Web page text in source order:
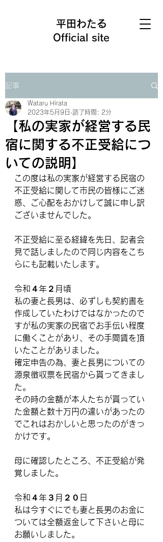
平田わたる
Official site
記事
【私の実家が経営する民
宿に関する不正受給につ
いての説明】
Wataru Hirata
2023年5月9日 読了時間: 2分
この度は私の実家が経営する民宿の
不正受給に関して市民の皆様にご迷
惑、ご心配をおかけして誠に申し訳
ございませんでした。
不正受給に至る経緯を先日、記者会
見で話しましたので同じ内容をこち
らにも記載いたします。
令和４年２月頃
私の妻と長男は、必ずしも契約書を
作成していたわけではなかったので
すが私の実家の民宿でお手伝い程度
に働くことがあり、その手間賃を頂
いたことがありました。
確定申告の為、妻と長男についての
源泉徴収票を民宿から貰ってきまし
た。
その時の金額が本人たちが貰ってい
た金額と数十万円の違いがあったの
でこれはおかしいと思ったのがきっ
かけです。
母に確認したところ、不正受給が発
覚しました。
令和４年３月２０日
私は今すぐにでも妻と長男のお金に
ついては全額返金して下さいと母に
お願いしました。